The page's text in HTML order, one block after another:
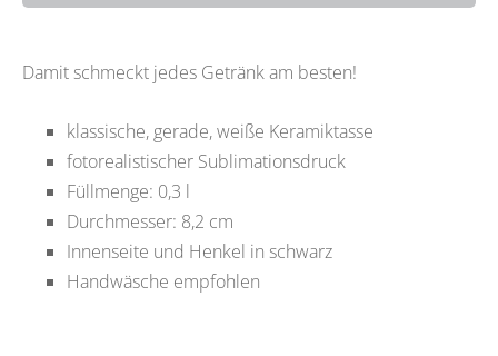
Damit schmeckt jedes Getränk am besten!
klassische, gerade, weiße Keramiktasse
fotorealistischer Sublimationsdruck
Füllmenge: 0,3 l
Durchmesser: 8,2 cm
Innenseite und Henkel in schwarz
Handwäsche empfohlen